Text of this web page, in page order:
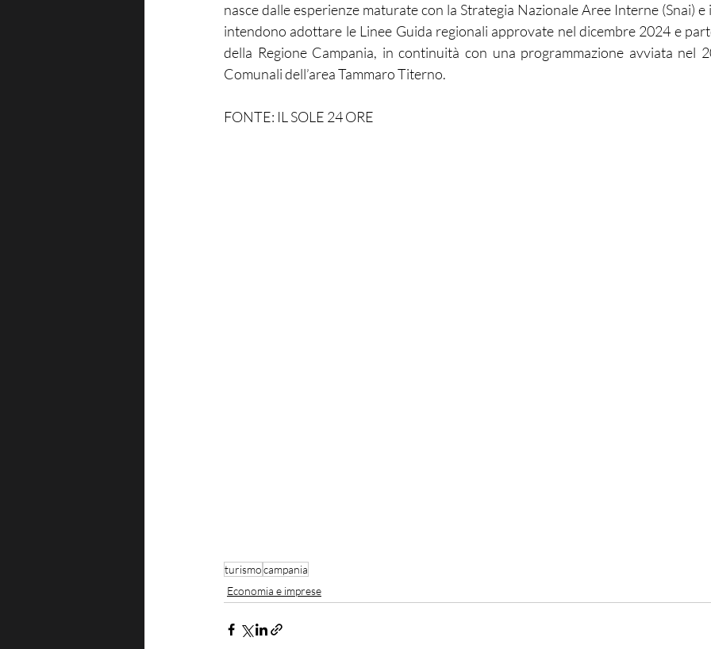
nasce dalle esperienze maturate con la Strategia Nazionale Aree Interne (Snai)
intendono adottare le Linee Guida regionali approvate nel dicembre 2024 e
della Regione Campania, in continuità con una programmazione avviata nel
Comunali dell’area Tammaro Titerno.
FONTE: IL SOLE 24 ORE
turismocampania
Economia e imprese